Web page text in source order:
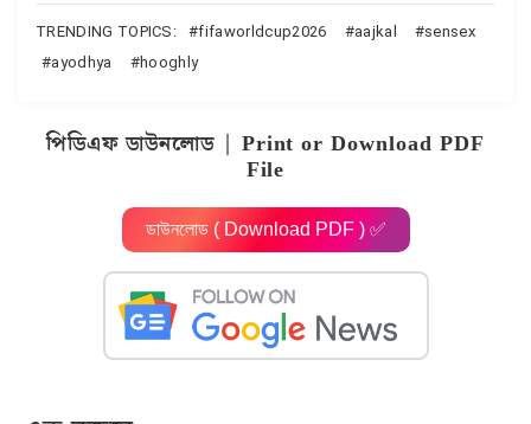
TRENDING TOPICS: fifaworldcup2026 aajkal
sensex
ayodhya
hooghly
পিডিএফ ডাউনলোড | Print or Download PDF
File
ডাউনলোড ( Download PDF ) ✅